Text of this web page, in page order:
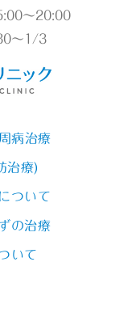
～20:00
～1/3
病治療
治療)
ついて
の治療
いて